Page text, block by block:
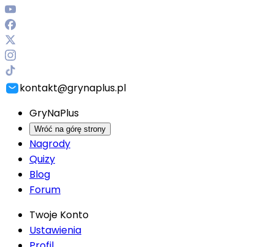
kontakt@grynaplus.pl
GryNaPlus
Wróć na górę strony
Nagrody
Quizy
Blog
Forum
Twoje Konto
Ustawienia